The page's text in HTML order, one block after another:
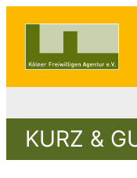
KURZ &